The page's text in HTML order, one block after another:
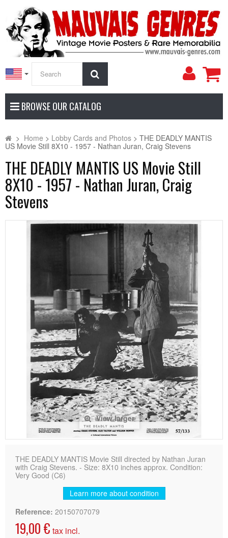
My
BROWSE OUR CATALOG
> Home > Lobby Cards and Photos > THE DEADLY MANTIS
US Movie Still 8X10 - 1957 - Nathan Juran, Craig Stevens
THE DEADLY MANTIS US Movie Still
8X10 - 1957 - Nathan Juran, Craig
Stevens
View larger
THE DEADLY MANTIS Movie Still directed by Nathan Juran
with Craig Stevens. - Size: 8X10 inches approx. Condition:
Very Good (C6)
Learn more about condition
Reference: 20150707079
19,00 € tax incl.